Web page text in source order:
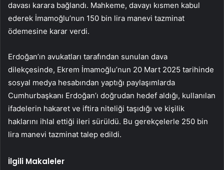
davası karara bağlandı. Mahkeme, davayı kısmen kabul
ederek İmamoğlu’nun 150 bin lira manevi tazminat
ödemesine karar verdi.
Erdoğan’ın avukatları tarafından sunulan dava
dilekçesinde, Ekrem İmamoğlu’nun 20 Mart 2025 tarihinde
sosyal medya hesabından yaptığı paylaşımlarda
Cumhurbaşkanı Erdoğan’ı doğrudan hedef aldığı, kullanılan
ifadelerin hakaret ve iftira niteliği taşıdığı ve kişilik
haklarını ihlal ettiği ileri sürüldü. Bu gerekçelerle 250 bin
lira manevi tazminat talep edildi.
İlgili Makaleler